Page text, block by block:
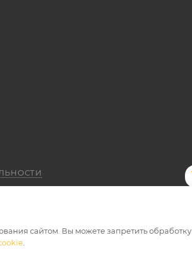
сайтом. Вы можете запретить обработку